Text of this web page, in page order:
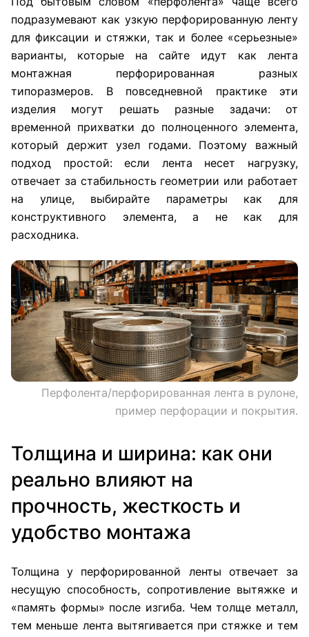
подразумевают как узкую перфорированную ленту
для фиксации и стяжки, так и более «серьезные»
варианты, которые на сайте идут как лента
монтажная перфорированная разных
типоразмеров. В повседневной практике эти
изделия могут решать разные задачи: от
временной прихватки до полноценного элемента,
который держит узел годами. Поэтому важный
подход простой: если лента несет нагрузку,
отвечает за стабильность геометрии или работает
на улице, выбирайте параметры как для
конструктивного элемента, а не как для
расходника.
Перфолента/перфорированная лента в рулоне,
пример перфорации и покрытия.
Толщина и ширина: как они
реально влияют на
прочность, жесткость и
удобство монтажа
Толщина у перфорированной ленты отвечает за
несущую способность, сопротивление вытяжке и
«память формы» после изгиба. Чем толще металл,
тем меньше лента вытягивается при стяжке и тем